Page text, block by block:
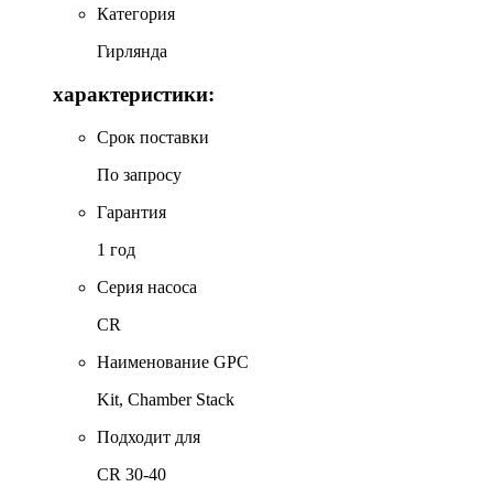
Категория
Гирлянда
характеристики:
Срок поставки
По запросу
Гарантия
1 год
Серия насоса
CR
Наименование GPC
Kit, Chamber Stack
Подходит для
CR 30-40